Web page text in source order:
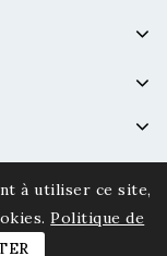
à utiliser ce site,
Politique de